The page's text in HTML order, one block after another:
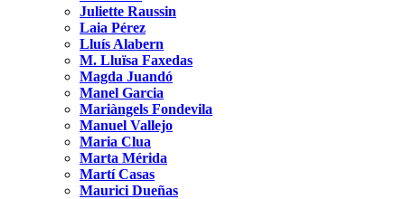
Juliette Raussin
Laia Pérez
Lluís Alabern
M. Lluïsa Faxedas
Magda Juandó
Manel Garcia
Mariàngels Fondevila
Manuel Vallejo
Maria Clua
Marta Mérida
Martí Casas
Maurici Dueñas